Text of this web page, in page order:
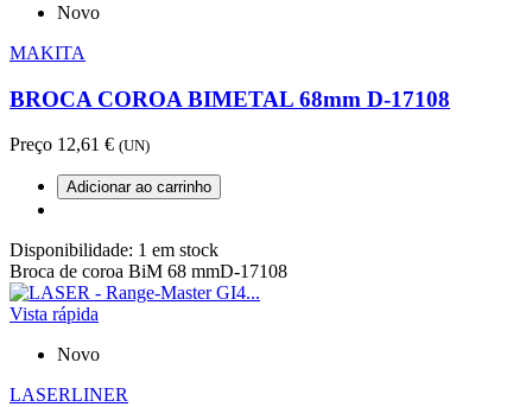
Novo
MAKITA
BROCA COROA BIMETAL 68mm D-17108
Preço 12,61 € (UN)
Adicionar ao carrinho
Disponibilidade: 1 em stock
Broca de coroa BiM 68 mmD-17108
Vista rápida
Novo
LASERLINER